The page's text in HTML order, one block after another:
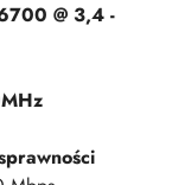
@ 3,4 -